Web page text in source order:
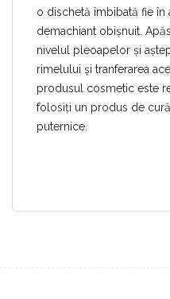
o dischetă îmbibată fie în
demachiant obișnuit.
nivelul pleoapelor și
rimelului și tranferarea
produsul cosmetic este
folosiți un produs de
puternice.